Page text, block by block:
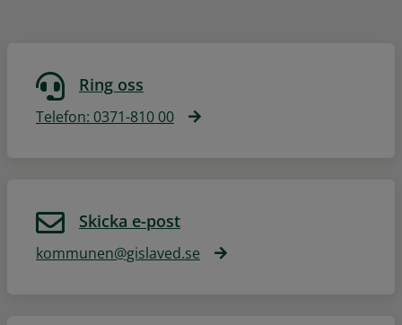
Ring oss
Telefon: 0371-810 00
Skicka e-post
kommunen@gislaved.se